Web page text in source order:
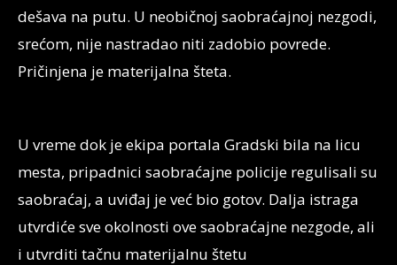
dešava na putu. U neobičnoj saobraćajnoj nezgodi,
srećom, nije nastradao niti zadobio povrede.
Pričinjena je materijalna šteta.
U vreme dok je ekipa portala Gradski bila na licu
mesta, pripadnici saobraćajne policije regulisali su
saobraćaj, a uviđaj je već bio gotov. Dalja istraga
utvrdiće sve okolnosti ove saobraćajne nezgode, ali
i utvrditi tačnu materijalnu štetu